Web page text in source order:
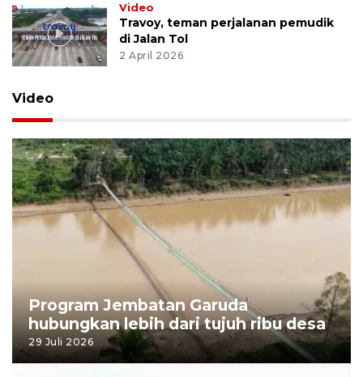
7 April 2026
Video
Travoy, teman perjalanan pemudik
Video
Program Jembatan Garuda
hubungkan lebih dari tujuh ribu desa